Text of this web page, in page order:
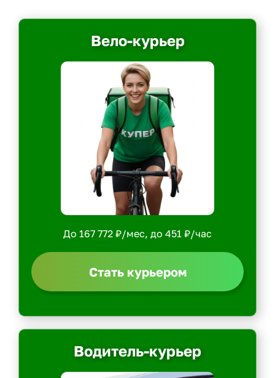
Вело-курьер
До 167 772 ₽/мес, до 451 ₽/час
Стать курьером
Водитель-курьер